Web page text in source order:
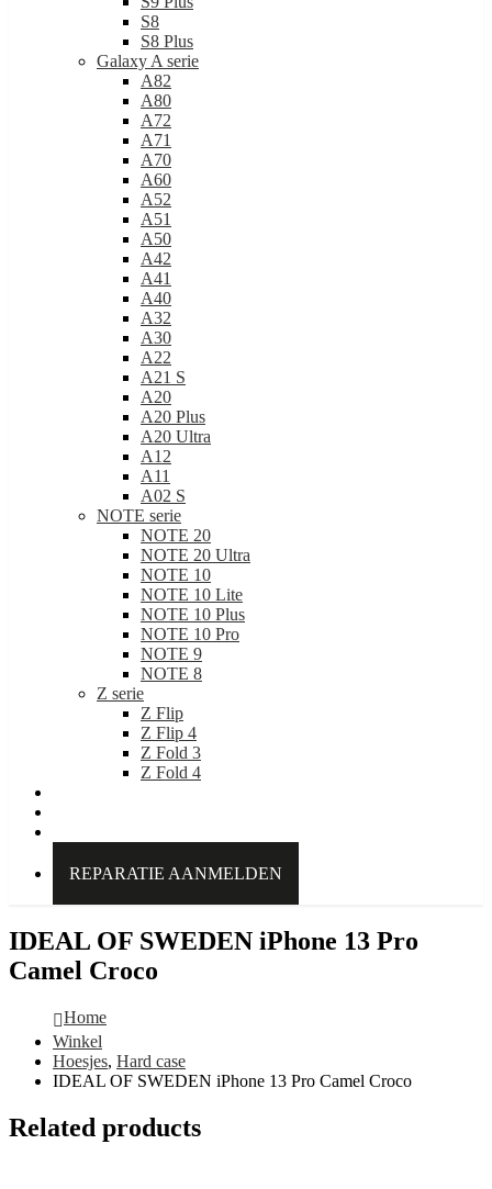
S8
S8 Plus
Galaxy A serie
A82
A80
A72
A71
A70
A60
A52
A51
A50
A42
A41
A40
A32
A30
A22
A21 S
A20
A20 Plus
A20 Ultra
A12
A11
A02 S
NOTE serie
NOTE 20
NOTE 20 Ultra
NOTE 10
NOTE 10 Lite
NOTE 10 Plus
NOTE 10 Pro
NOTE 9
NOTE 8
Z serie
Z Flip
Z Flip 4
Z Fold 3
Z Fold 4
IDEAL OF SWEDEN
IDEAL OF SWEDEN iPhone 13 Pro
Camel Croco
Winkel
Hoesjes
IDEAL OF SWEDEN iPhone 13 Pro Camel Croco
Related products